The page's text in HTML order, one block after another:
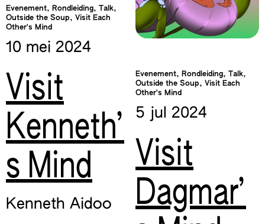
Evenement, Rondleiding, Talk,
Outside the Soup, Visit Each
Other's Mind
10 mei 2024
Visit
Kenneth’
s Mind
Kenneth Aidoo
Evenement, Rondleiding, Talk,
Outside the Soup, Visit Each
Other's Mind
5 jul 2024
Visit
Dagmar’